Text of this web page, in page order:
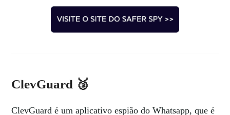
ClevGuard 🥉
ClevGuard é um aplicativo espião do Whatsapp, que é